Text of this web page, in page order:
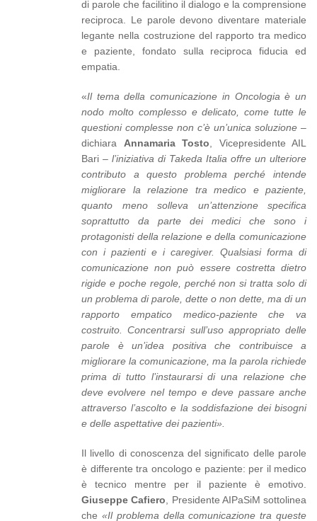
di parole che facilitino il dialogo e la comprensione
reciproca. Le parole devono diventare materiale
legante nella costruzione del rapporto tra medico
e paziente, fondato sulla reciproca fiducia ed
empatia.
«Il tema della comunicazione in Oncologia è un
nodo molto complesso e delicato, come tutte le
questioni complesse non c’è un’unica soluzione –
dichiara Annamaria Tosto, Vicepresidente AIL
Bari – l’iniziativa di Takeda Italia offre un ulteriore
contributo a questo problema perché intende
migliorare la relazione tra medico e paziente,
quanto meno solleva un’attenzione specifica
soprattutto da parte dei medici che sono i
protagonisti della relazione e della comunicazione
con i pazienti e i caregiver. Qualsiasi forma di
comunicazione non può essere costretta dietro
rigide e poche regole, perché non si tratta solo di
un problema di parole, dette o non dette, ma di un
rapporto empatico medico-paziente che va
costruito. Concentrarsi sull’uso appropriato delle
parole è un’idea positiva che contribuisce a
migliorare la comunicazione, ma la parola richiede
prima di tutto l’instaurarsi di una relazione che
deve evolvere nel tempo e deve passare anche
attraverso l’ascolto e la soddisfazione dei bisogni
e delle aspettative dei pazienti».
Il livello di conoscenza del significato delle parole
è differente tra oncologo e paziente: per il medico
è tecnico mentre per il paziente è emotivo.
Giuseppe Cafiero, Presidente AIPaSiM sottolinea
che «Il problema della comunicazione tra queste